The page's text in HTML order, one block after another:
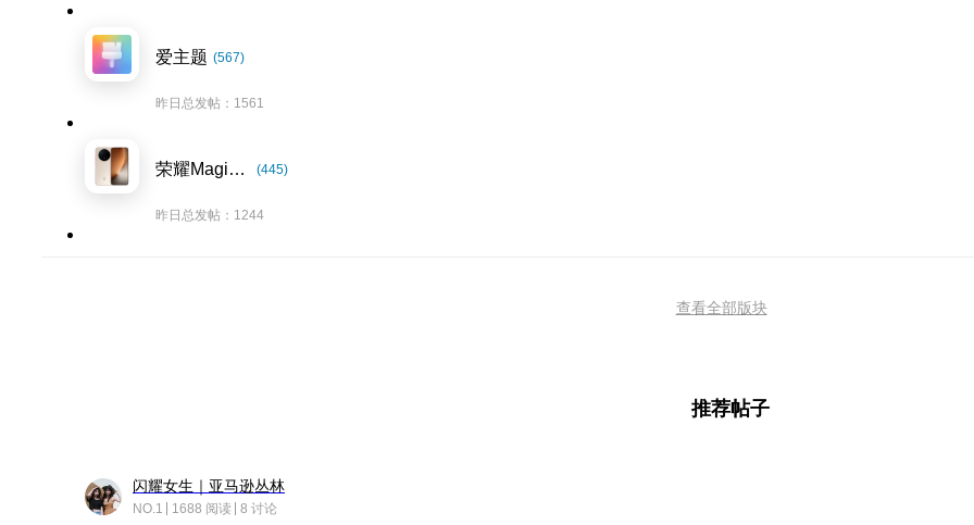
爱主题 (567)
昨日总发帖：1561
荣耀Magic8系列 (445)
昨日总发帖：1244
查看全部版块
推荐帖子
闪耀女生｜亚马逊丛林
NO.1 1688 阅读 8 讨论